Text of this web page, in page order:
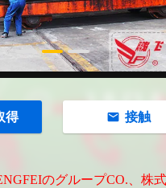
得 接触
のグループCO.、株